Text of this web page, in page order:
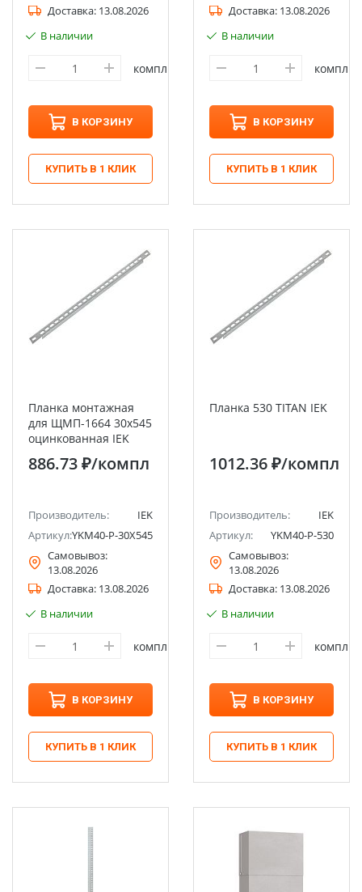
Доставка: 13.08.2026
В наличии
компл
В КОРЗИНУ
КУПИТЬ В 1 КЛИК
Доставка: 13.08.2026
В наличии
компл
В КОРЗИНУ
КУПИТЬ В 1 КЛИК
Планка монтажная
для ЩМП-1664 30х545
оцинкованная IEK
886.73 ₽/компл
Производитель:
IEK
Артикул:YKM40-P-30X545
Самовывоз:
13.08.2026
Доставка: 13.08.2026
В наличии
компл
В КОРЗИНУ
КУПИТЬ В 1 КЛИК
Планка 530 TITAN IEK
1012.36 ₽/компл
Производитель:
IEK
Артикул:
YKM40-P-530
Самовывоз:
13.08.2026
Доставка: 13.08.2026
В наличии
компл
В КОРЗИНУ
КУПИТЬ В 1 КЛИК